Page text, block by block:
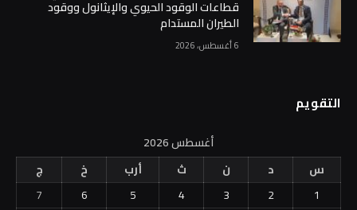
قطاعات الوقود الحيوي والإيثانول ووقود
الطيران المستدام
6 أغسطس، 2026
التقويم
أغسطس 2026
س
د ن ث أرب خ
ج
1
2
3
4
5
6
7